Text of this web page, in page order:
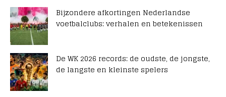
Bijzondere afkortingen Nederlandse
voetbalclubs: verhalen en betekenissen
De WK 2026 records: de oudste, de jongste,
de langste en kleinste spelers